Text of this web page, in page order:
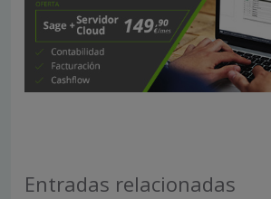
Entradas relacionadas